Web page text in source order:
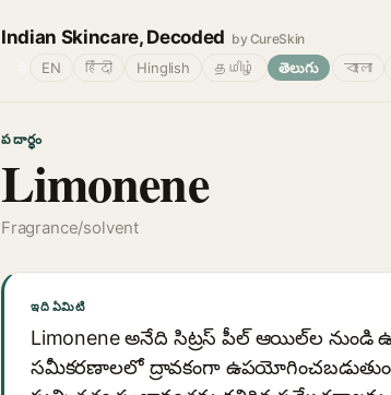
Indian Skincare, Decoded by CureSkin
EN हिंदी Hinglish தமிழ் తెలుగు বাংলা
పదార్థం
Limonene
Fragrance/solvent
ఇది ఏమిటి
Limonene అనేది సిట్రస్ పీల్ ఆయిల్‌ల నుండి
సమీకరణాలలో ద్రావకంగా